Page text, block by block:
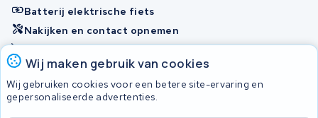
Wij maken gebruik van cookies
Wij gebruiken cookies voor een betere site-ervaring en
gepersonaliseerde advertenties.
Batterij elektrische fiets
Nakijken en contact opnemen
Onherstelbaar
Accu's